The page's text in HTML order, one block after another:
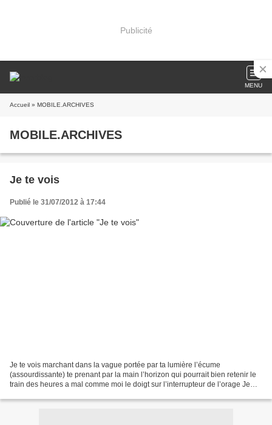
Publicité
MENU
Accueil » MOBILE.ARCHIVES
MOBILE.ARCHIVES
Je te vois
Publié le 31/07/2012 à 17:44
Je te vois marchant dans la vague portée par ta lumière l’écume
(assourdissante) te prenant par la main l’horizon qui pourrait bien retenir le
train des heures a mal comme moi le doigt sur l’interrupteur de l’orage Je